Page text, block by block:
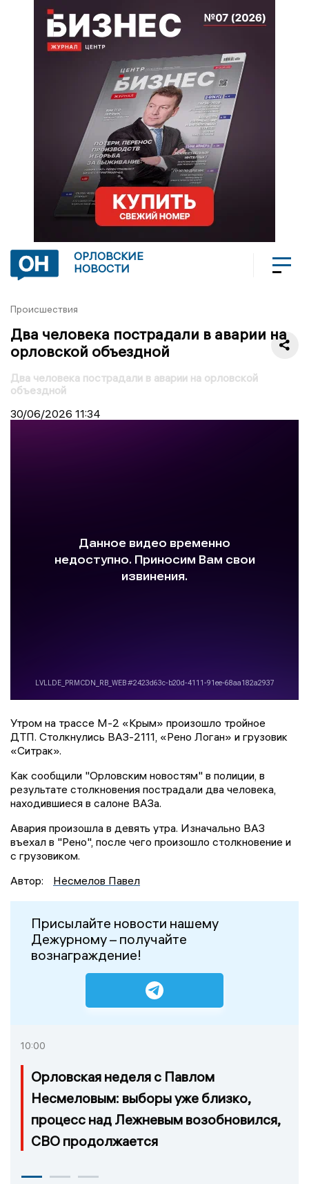
ОРЛОВСКИЕ
НОВОСТИ
Происшествия
Два человека пострадали в аварии на
орловской объездной
Два человека пострадали в аварии на орловской
объездной
30/06/2026 11:34
Утром на трассе М-2 «Крым» произошло тройное
ДТП. Столкнулись ВАЗ-2111, «Рено Логан» и грузовик
«Ситрак».
Как сообщили "Орловским новостям" в полиции, в
результате столкновения пострадали два человека,
находившиеся в салоне ВАЗа.
Авария произошла в девять утра. Изначально ВАЗ
въехал в "Рено", после чего произошло столкновение и
с грузовиком.
Автор:
Несмелов Павел
Присылайте новости нашему
Дежурному – получайте
вознаграждение!
10:00
Орловская неделя с Павлом
Несмеловым: выборы уже близко,
процесс над Лежневым возобновился,
СВО продолжается